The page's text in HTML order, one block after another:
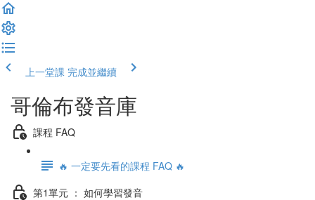
上一堂課 完成並繼續
哥倫布發音庫
課程 FAQ
🔥 一定要先看的課程 FAQ 🔥
第1單元 ： 如何學習發音